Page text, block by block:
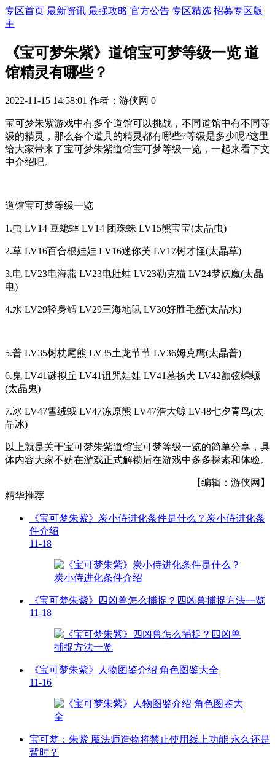
专区首页 最新资讯 最强攻略 官方公告 专区精选 招募专区版
主
《宝可梦朱紫》道馆宝可梦等级一览 道
馆精灵有哪些？
2022-11-15 14:58:01 作者：游侠网 0
宝可梦朱紫游戏中有多个道馆可以挑战，不同道馆中有不同等
级的精灵，那么各个道具的精灵都有哪些?等级是多少呢?这里
给大家带来了宝可梦朱紫道馆宝可梦等级一览，一起来看下文
中介绍吧。
道馆宝可梦等级一览
1.虫 LV14 豆蟋蟀 LV14 团珠蛛 LV15熊宝宝(太晶虫)
2.草 LV16百合根娃娃 LV16迷你芙 LV17树才怪(太晶草)
3.电 LV23电海燕 LV23电肚蛙 LV23勒克猫 LV24梦妖魔(太晶
电)
4.水 LV29轻身鳕 LV29三海地鼠 LV30好胜毛蟹(太晶水)
5.普 LV35树枕尾熊 LV35土龙节节 LV36姆克鹰(太晶普)
6.鬼 LV41谜拟丘 LV41诅咒娃娃 LV41墓扬犬 LV42颤弦蝾螈
(太晶鬼)
7.冰 LV47雪绒蛾 LV47冻原熊 LV47浩大鲸 LV48七夕青鸟(太
晶冰)
以上就是关于宝可梦朱紫道馆宝可梦等级一览的简单分享，具
体内容大家不妨在游戏正式解锁后在游戏中多多探索和体验。
【编辑：游侠网】
精华推荐
《宝可梦朱紫》炭小侍进化条件是什么？炭小侍进化条
件介绍
11-18
《宝可梦朱紫》四凶兽怎么捕捉？四凶兽捕捉方法一览
11-18
《宝可梦朱紫》人物图鉴介绍 角色图鉴大全
11-16
宝可梦：朱紫 魔法师造物将禁止使用线上功能 永久还是
暂时？